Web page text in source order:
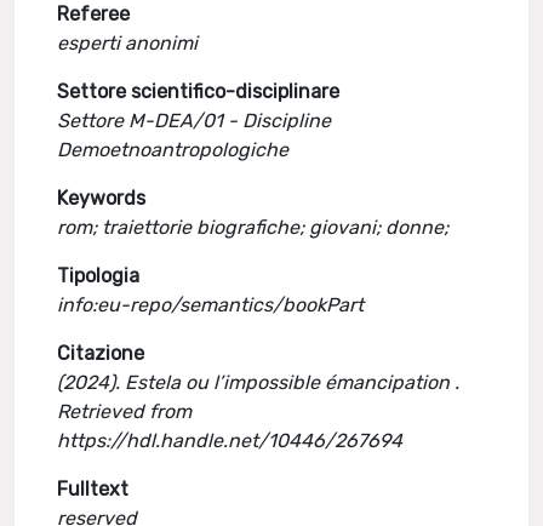
Referee
esperti anonimi
Settore scientifico-disciplinare
Settore M-DEA/01 - Discipline
Demoetnoantropologiche
Keywords
rom; traiettorie biografiche; giovani; donne;
Tipologia
info:eu-repo/semantics/bookPart
Citazione
(2024). Estela ou l’impossible émancipation .
Retrieved from
https://hdl.handle.net/10446/267694
Fulltext
reserved